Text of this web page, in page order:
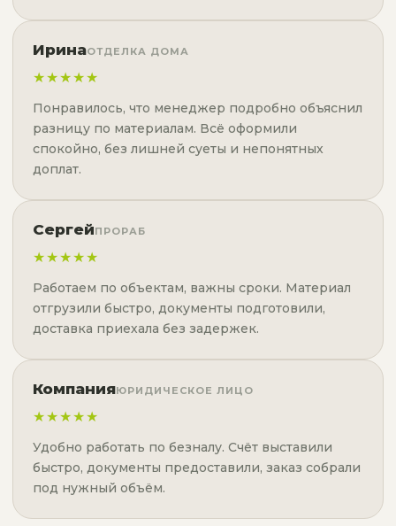
ИринаОТДЕЛКА ДОМА
★★★★★
Понравилось, что менеджер подробно объяснил
разницу по материалам. Всё оформили
спокойно, без лишней суеты и непонятных
доплат.
СергейПРОРАБ
★★★★★
Работаем по объектам, важны сроки. Материал
отгрузили быстро, документы подготовили,
доставка приехала без задержек.
КомпанияЮРИДИЧЕСКОЕ ЛИЦО
★★★★★
Удобно работать по безналу. Счёт выставили
быстро, документы предоставили, заказ собрали
под нужный объём.